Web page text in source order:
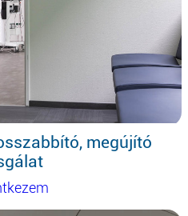
megújító